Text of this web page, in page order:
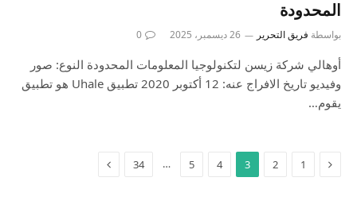
المحدودة
بواسطة فريق التحرير 26 ديسمبر، 2025 0
أوهالي شركة زيسن لتكنولوجيا المعلومات المحدودة النوع: صور
وفيديو تاريخ الافراج عنه: 12 أكتوبر 2020 تطبيق Uhale هو تطبيق
يقوم…
1
2
3
4
5
…
34